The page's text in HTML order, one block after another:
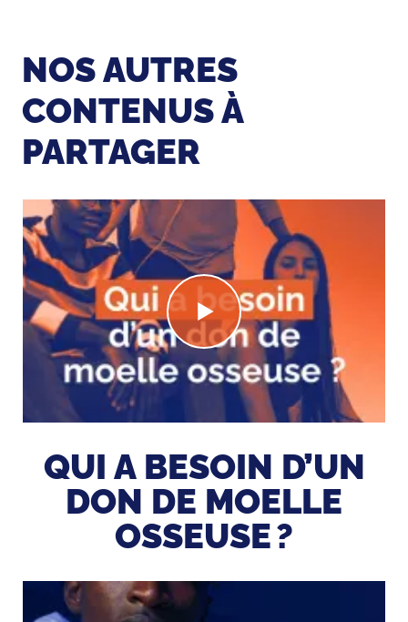
NOS AUTRES
CONTENUS À
PARTAGER
QUI A BESOIN D’UN
DON DE MOELLE
OSSEUSE ?